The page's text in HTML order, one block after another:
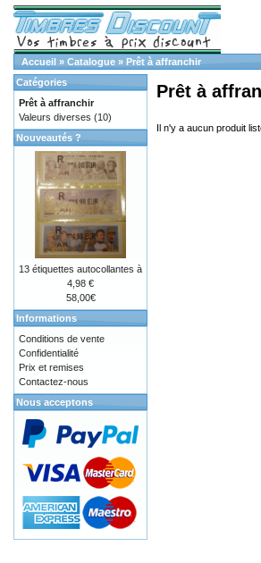
Accueil » Catalogue » Prêt à affranchir
Prêt à
Il n'y a aucun produit
Catégories
Prêt à affranchir
Valeurs diverses (10)
Nouveautés ?
13 étiquettes autocollantes à
4,98 €
58,00€
Informations
Conditions de vente
Confidentialité
Prix et remises
Contactez-nous
Nous acceptons